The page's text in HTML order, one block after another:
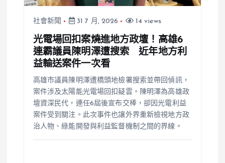
社會新聞 31 7 月, 2026 14 views
光電場回扣案燒進地方政壇！高雄6
連霸議員陳明澤遭搜索 近年地方利
益輸送案件一次看
高雄市議員陳明澤遭橋頭地檢署搜索並帶回偵訊，
案件涉及太陽能光電場回扣疑雲。陳明澤為高雄政
壇資深民代，連任6屆後宣布交棒，卻因光電利益
案件受到關注。此次事件也讓外界重新檢視地方政
治人物、綠能開發與利益監督機制之間的界線。